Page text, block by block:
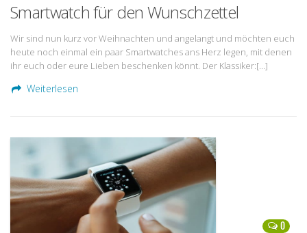
Smartwatch für den Wunschzettel
Wir sind nun kurz vor Weihnachten und angelangt und möchten euch
heute noch einmal ein paar Smartwatches ans Herz legen, mit denen
ihr euch oder eure Lieben beschenken könnt. Der Klassiker:[…]
Weiterlesen
0